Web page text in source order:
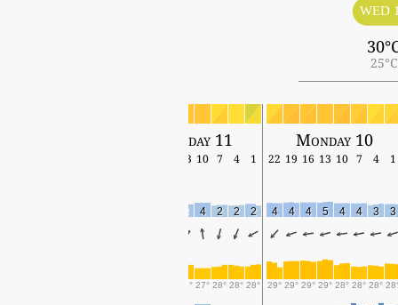
WED
25°C
Monday 10
Tuesday 11
1
4
7
10
13
16
19
22
1
4
7
10
13
3
3
4
4
5
4
4
4
2
2
2
4
3
28°
28°
28°
29°
29°
29°
29°
28°
28°
28°
27°
28°